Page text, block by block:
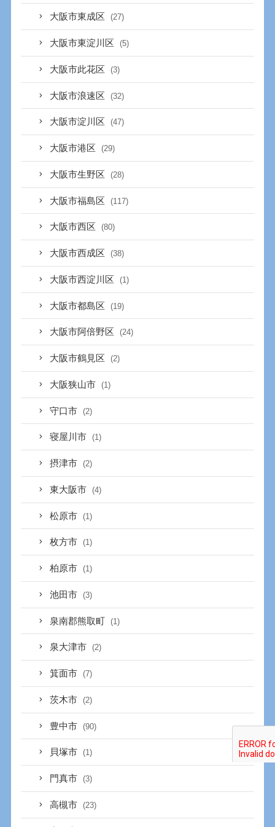
大阪市東成区 (27)
大阪市東淀川区 (5)
大阪市此花区 (3)
大阪市浪速区 (32)
大阪市淀川区 (47)
大阪市港区 (29)
大阪市生野区 (28)
大阪市福島区 (117)
大阪市西区 (80)
大阪市西成区 (38)
大阪市西淀川区 (1)
大阪市都島区 (19)
大阪市阿倍野区 (24)
大阪市鶴見区 (2)
大阪狭山市 (1)
守口市 (2)
寝屋川市 (1)
摂津市 (2)
東大阪市 (4)
松原市 (1)
枚方市 (1)
柏原市 (1)
池田市 (3)
泉南郡熊取町 (1)
泉大津市 (2)
箕面市 (7)
茨木市 (2)
豊中市 (90)
貝塚市 (1)
門真市 (3)
高槻市 (23)